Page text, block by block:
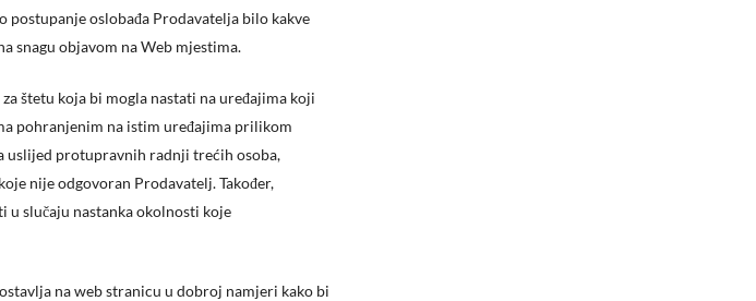
postupanje oslobađa Prodavatelja bilo kakve
snagu objavom na Web mjestima.
štetu koja bi mogla nastati na uređajima koji
pohranjenim na istim uređajima prilikom
uslijed protupravnih radnji trećih osoba,
nije odgovoran Prodavatelj. Također,
u slučaju nastanka okolnosti koje
na web stranicu u dobroj namjeri kako bi